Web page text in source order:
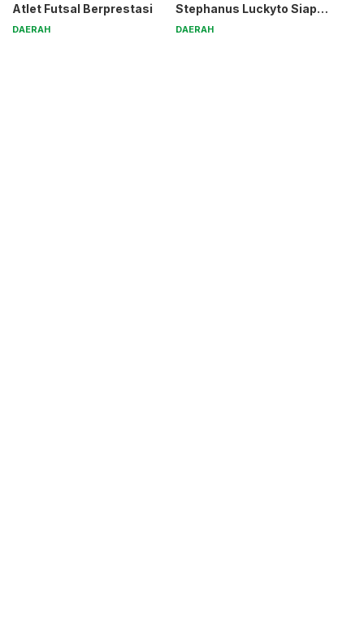
Atlet Futsal Berprestasi
DAERAH
Stephanus Luckyto Siap
Jaga Kamtibmas
DAERAH